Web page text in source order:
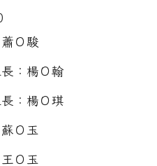
Ｏ駿
：楊Ｏ翰
：楊Ｏ琪
Ｏ玉
Ｏ玉